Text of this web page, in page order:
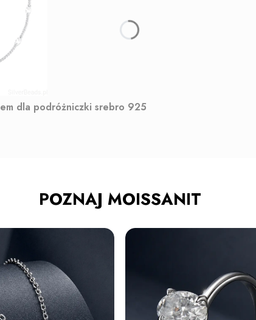
dla podróżniczki srebro 925
POZNAJ MOISSANIT